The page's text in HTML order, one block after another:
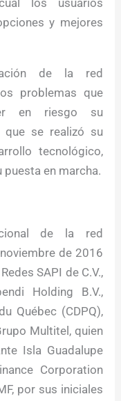
los usuarios
y mejores
de la red
problemas que
en riesgo su
que se realizó su
tecnológico,
en marcha.
de la red
de 2016
SAPI de C.V.,
Holding B.V.,
Québec (CDPQ),
Multitel, quien
Isla Guadalupe
Corporation
por sus iniciales